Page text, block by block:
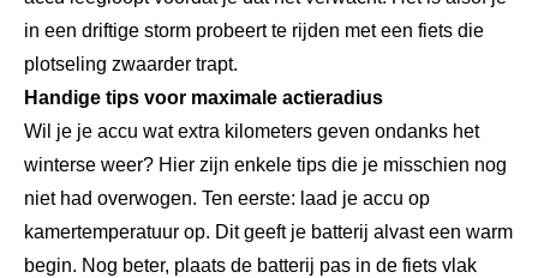
in een driftige storm probeert te rijden met een fiets die
plotseling zwaarder trapt.
Handige tips voor maximale actieradius
Wil je je accu wat extra kilometers geven ondanks het
winterse weer? Hier zijn enkele tips die je misschien nog
niet had overwogen. Ten eerste: laad je accu op
kamertemperatuur op. Dit geeft je batterij alvast een warm
begin. Nog beter, plaats de batterij pas in de fiets vlak